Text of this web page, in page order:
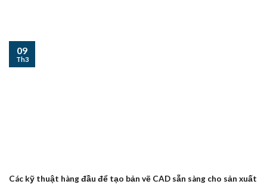
Các kỹ thuật hàng đầu để tạo bản vẽ CAD sẵn sàng cho sản xuất
09
Th3